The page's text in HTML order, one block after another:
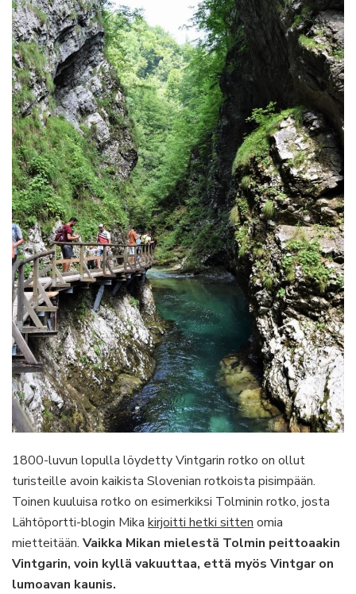
1800-luvun lopulla löydetty Vintgarin rotko on ollut
turisteille avoin kaikista Slovenian rotkoista pisimpään.
Toinen kuuluisa rotko on esimerkiksi Tolminin rotko, josta
Lähtöportti-blogin Mika kirjoitti hetki sitten omia
mietteitään. Vaikka Mikan mielestä Tolmin peittoaakin
Vintgarin, voin kyllä vakuuttaa, että myös Vintgar on
lumoavan kaunis.